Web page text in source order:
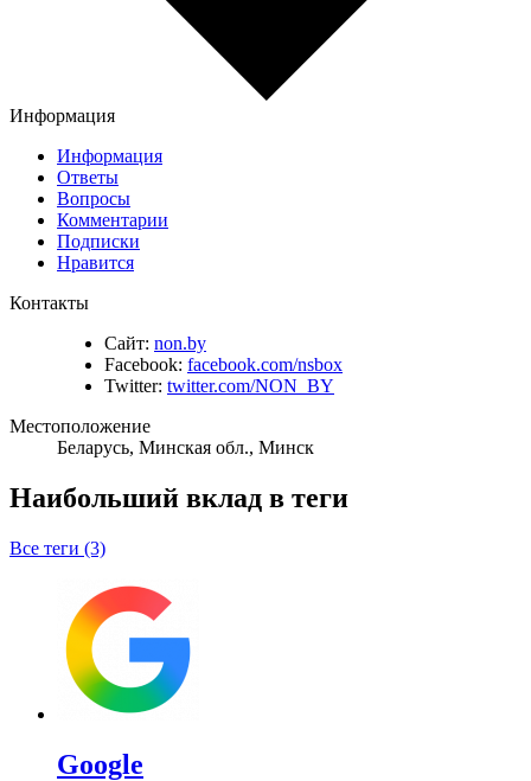
Информация
Информация
Ответы
Вопросы
Комментарии
Подписки
Нравится
Контакты
Сайт: non.by
Facebook: facebook.com/nsbox
Twitter: twitter.com/NON_BY
Местоположение
Беларусь, Минская обл., Минск
Наибольший вклад в теги
Все теги (3)
Google